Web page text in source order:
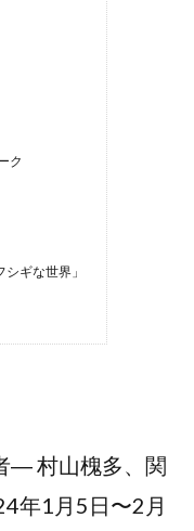
ク
ギな世界」
― 村山槐多、関
年1月5日〜2月